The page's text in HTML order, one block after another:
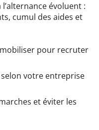
l’alternance évoluent :
cumul des aides et
pour recruter
votre entreprise
et éviter les